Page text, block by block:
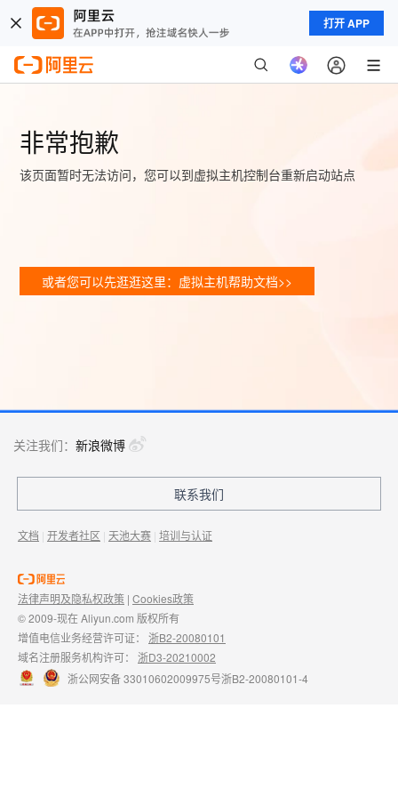
打开 APP
非常抱歉
该页面暂时无法访问，您可以到虚拟主机控制台重新启动站点
或者您可以先逛逛这里：虚拟主机帮助文档>>